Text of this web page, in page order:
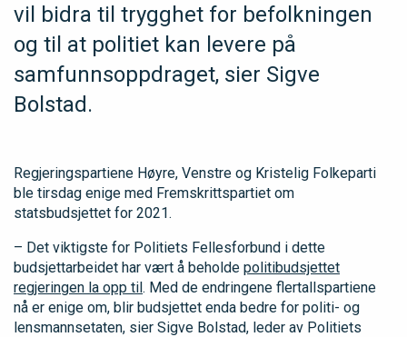
vil bidra til trygghet for befolkningen
og til at politiet kan levere på
samfunnsoppdraget, sier Sigve
Bolstad.
Regjeringspartiene Høyre, Venstre og Kristelig Folkeparti
ble tirsdag enige med Fremskrittspartiet om
statsbudsjettet for 2021.
– Det viktigste for Politiets Fellesforbund i dette
budsjettarbeidet har vært å beholde politibudsjettet
regjeringen la opp til. Med de endringene flertallspartiene
nå er enige om, blir budsjettet enda bedre for politi- og
lensmannsetaten, sier Sigve Bolstad, leder av Politiets